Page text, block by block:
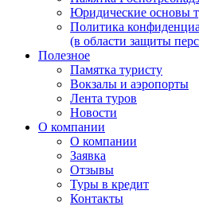
Юридические основы
Политика
(в области защиты
Полезное
Памятка туристу
Вокзалы и аэропорты
Лента туров
Новости
О компании
О компании
Заявка
Отзывы
Туры в кредит
Контакты